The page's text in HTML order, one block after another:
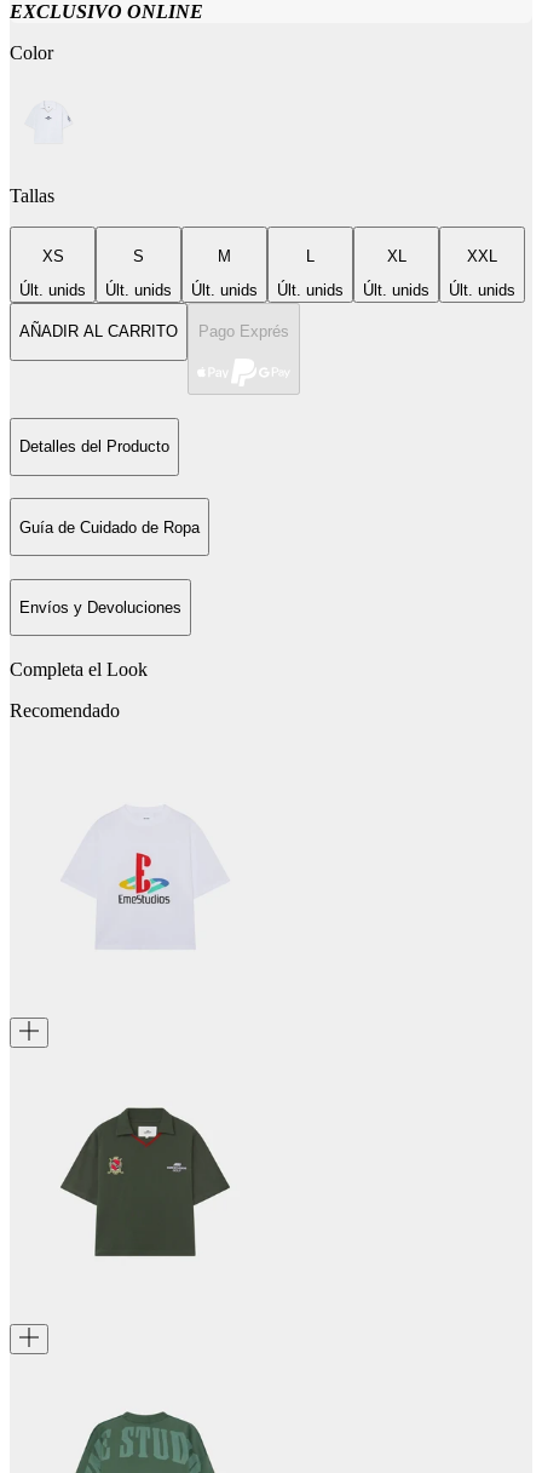
EXCLUSIVO ONLINE
Color
Tallas
XS
Últ. unids
S
Últ. unids
M
Últ. unids
Últ. unids
XL
Últ. unids
XXL
Últ. unids
AÑADIR AL CARRITO Pago Exprés
Detalles del Producto
Guía de Cuidado de Ropa
Envíos y Devoluciones
Completa el Look
Recomendado